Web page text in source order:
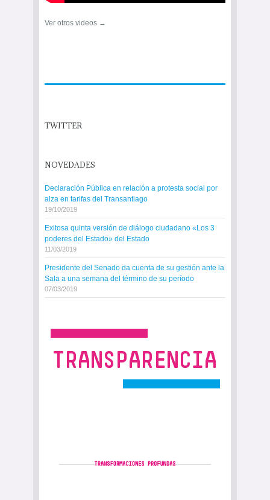
Ver otros videos →
TWITTER
NOVEDADES
Declaración Pública en relación a protesta social por
alza en tarifas del Transantiago
19/10/2019
Exitosa quinta versión de diálogo ciudadano «Los 3
poderes del Estado» del Estado
11/03/2019
Presidente del Senado da cuenta de su gestión ante la
Sala a una semana del término de su período
07/03/2019